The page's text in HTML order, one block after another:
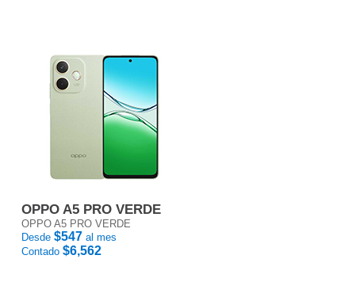
OPPO A5 PRO VERDE
OPPO A5 PRO VERDE
Desde $547 al mes
Contado $6,562